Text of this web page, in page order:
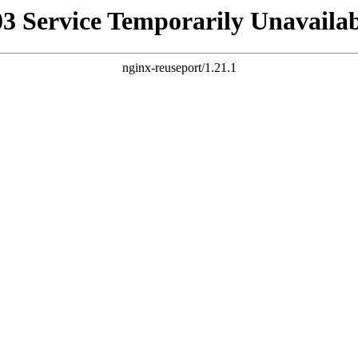
Service Temporarily
nginx-reuseport/1.21.1